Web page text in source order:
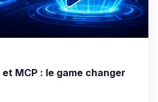
MCP : le game changer